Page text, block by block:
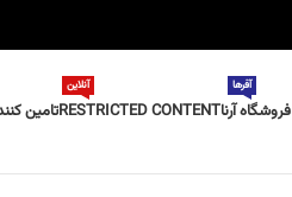
فروشگاه آرنا
آفرها
RESTRICTED CONTENT
آنلاین
تامین